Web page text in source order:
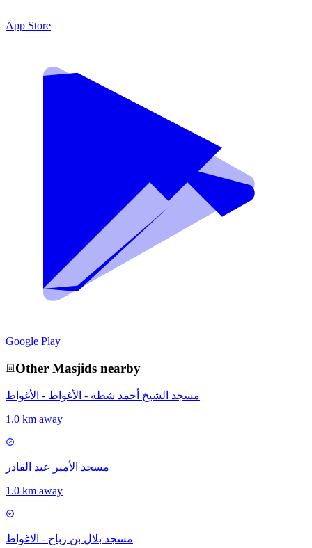
App Store
Google Play
Other Masjids nearby
مسجد الشيخ أحمد شطة - الأغواط - الأغواط
1.0 km away
مسجد الأمير عبد القادر
1.0 km away
مسجد بلال بن رباح - الاغواط